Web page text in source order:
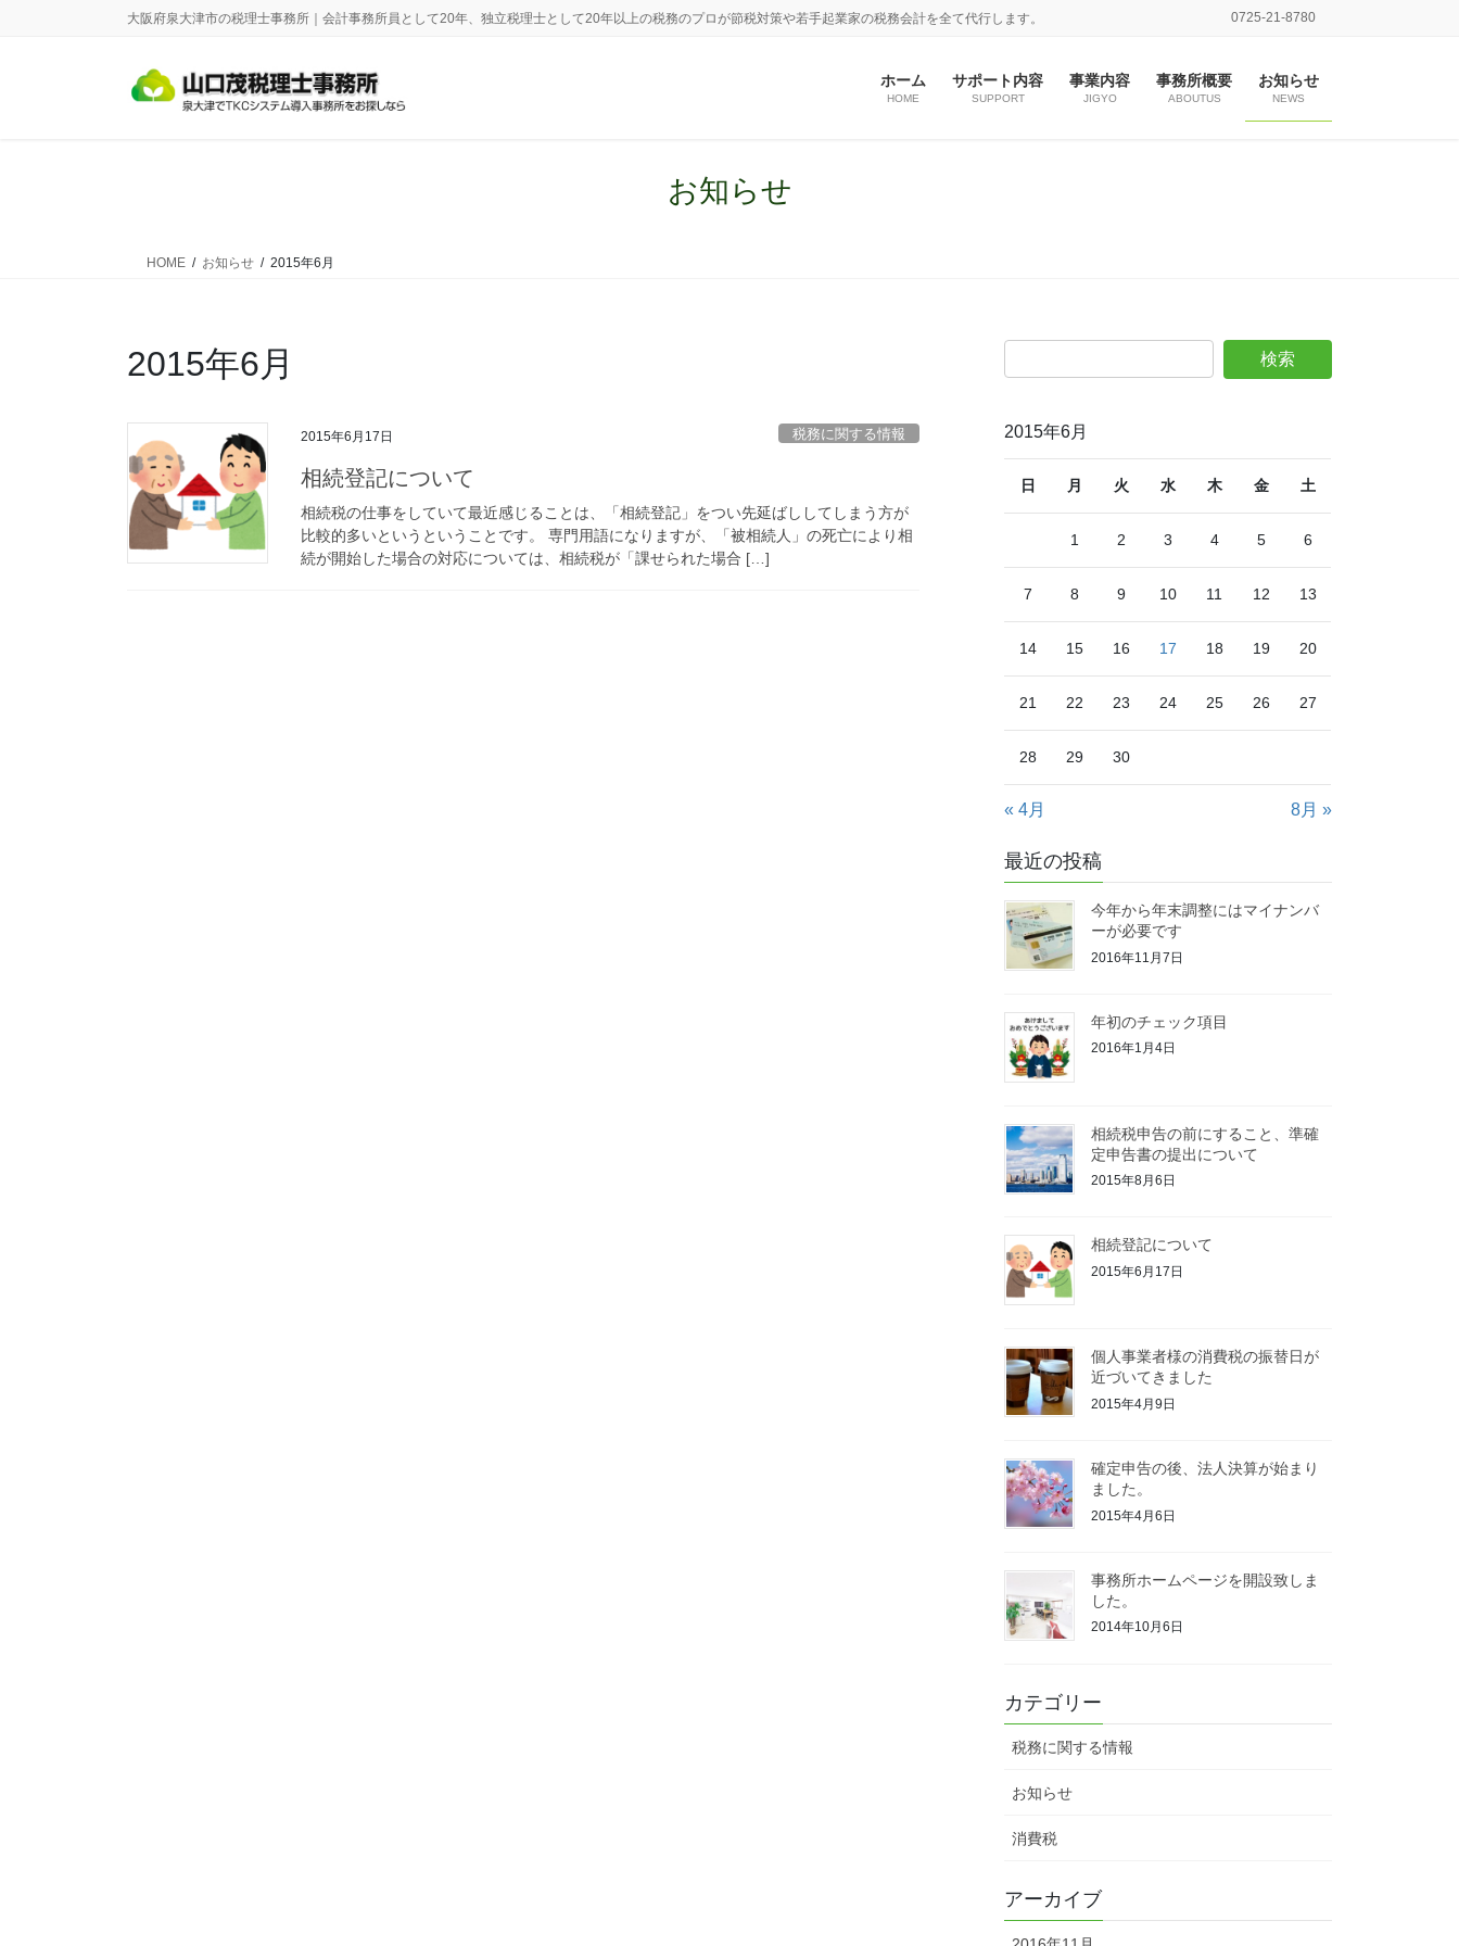
大阪府泉大津市の税理士事務所｜会計事務所員として20年、独立税理士として20年以上の税務のプロが節税対策や若手起業家の税務会計を全て代行します。 0725-21-8780
ホーム
HOME
サポート内容
SUPPORT
事業内容
JIGYO
事務所概要
ABOUTUS
お知らせ
NEWS
お知らせ
HOME お知らせ 2015年6月
2015年6月
2015年6月17日 税務に関する情報
相続登記について
相続税の仕事をしていて最近感じることは、「相続登記」をつい先延ばししてしまう方が
比較的多いというということです。 専門用語になりますが、「被相続人」の死亡により相
続が開始した場合の対応については、相続税が「課せられた場合 […]
2015年6月
日 月 火 水 木 金 土
1 2 3 4 5 6
7 8 9 10 11 12 13
14 15 16 17 18 19 20
21 22 23 24 25 26 27
28 29 30
« 4月 8月 »
最近の投稿
今年から年末調整にはマイナンバ
ーが必要です
2016年11月7日
年初のチェック項目
2016年1月4日
相続税申告の前にすること、準確
定申告書の提出について
2015年8月6日
相続登記について
2015年6月17日
個人事業者様の消費税の振替日が
近づいてきました
2015年4月9日
確定申告の後、法人決算が始まり
ました。
2015年4月6日
事務所ホームページを開設致しま
した。
2014年10月6日
カテゴリー
税務に関する情報
お知らせ
消費税
アーカイブ